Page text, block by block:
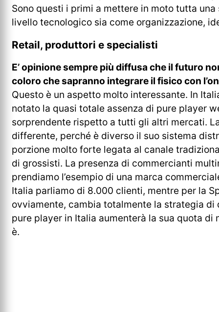
Sono questi i primi a mettere in moto tutta
livello tecnologico sia come organizzazione,
Retail, produttori e specialisti
E’ opinione sempre più diffusa che il futuro
coloro che sapranno integrare il fisico con
Questo è un aspetto molto interessante. In
notato la quasi totale assenza di pure player
sorprendente rispetto a tutti gli altri mercati.
differente, perché è diverso il suo sistema
porzione molto forte legata al canale
di grossisti. La presenza di commercianti
prendiamo l’esempio di una marca
Italia parliamo di 8.000 clienti, mentre per la
ovviamente, cambia totalmente la strategia di
pure player in Italia aumenterà la sua quota di
è.